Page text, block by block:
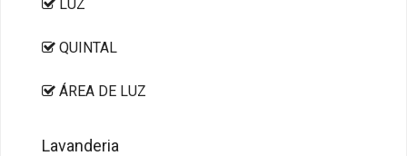
LUZ
QUINTAL
ÁREA DE LUZ
Lavanderia